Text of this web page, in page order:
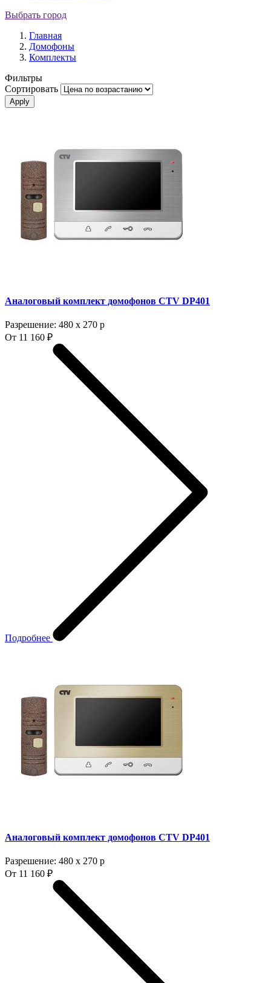
Выбрать город
Главная
Домофоны
Комплекты
Фильтры
Сортировать
Аналоговый комплект домофонов CTV DP401
Разрешение: 480 х 270 p
От 11 160 ₽
Подробнее
Аналоговый комплект домофонов CTV DP401
Разрешение: 480 х 270 p
От 11 160 ₽